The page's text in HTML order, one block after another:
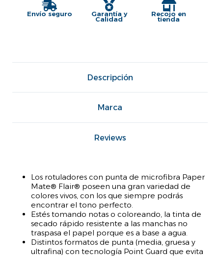
Envío seguro Garantía y
Calidad
Recojo en
tienda
Descripción
Marca
Reviews
Los rotuladores con punta de microfibra Paper
Mate® Flair® poseen una gran variedad de
colores vivos, con los que siempre podrás
encontrar el tono perfecto.
Estés tomando notas o coloreando, la tinta de
secado rápido resistente a las manchas no
traspasa el papel porque es a base a agua.
Distintos formatos de punta (media, gruesa y
ultrafina) con tecnología Point Guard que evita